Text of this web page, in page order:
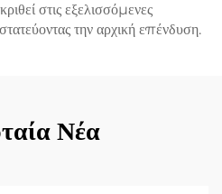
στις εξελισσόμενες
την αρχική επένδυση.
Νέα